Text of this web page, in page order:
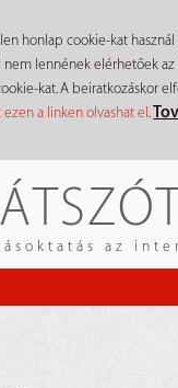
honlap cookie-kat
lennének elérhetőek az
kat. A beiratkozáskor
a linken olvashat el.
az